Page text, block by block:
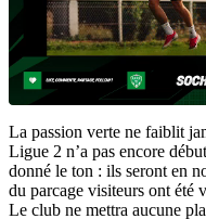
La passion verte ne faiblit
Ligue 2 n’a pas encore
donné le ton : ils seront en
du parcage visiteurs ont été
Le club ne mettra aucune